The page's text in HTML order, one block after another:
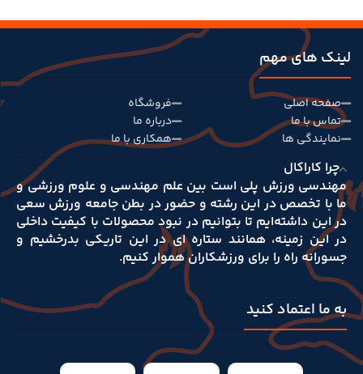
لینک های مهم
صفحه اصلی
تماس با ما
نمایندگی ها
فروشگاه
درباره ما
همکاری با ما
چرا کاراکال
مهندسی ورزش پلی است بین علم مهندسی و علوم‌ ورزشی و
ما با تخصص در این رشته و حضور در بطن جامعه ورزش سعی
در این داشته‌ایم تا بتوانیم در نبود محصولات با کیفیت داخلی
در این زمینه، همانند ستاره ای در این تاریکی بدرخشیم و
جسورانه راه را برای ورزشکاران هموار کنیم.
به ما اعتماد کنید